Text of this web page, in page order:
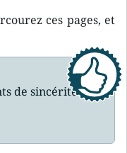
ces pages, et
de sincérité